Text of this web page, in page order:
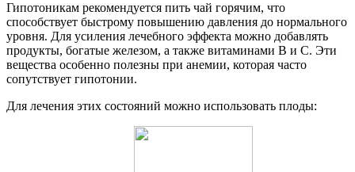
Гипотоникам рекомендуется пить чай горячим, что
способствует быстрому повышению давления до нормального
уровня. Для усиления лечебного эффекта можно добавлять
продукты, богатые железом, а также витаминами В и С. Эти
вещества особенно полезны при анемии, которая часто
сопутствует гипотонии.
Для лечения этих состояний можно использовать плоды: